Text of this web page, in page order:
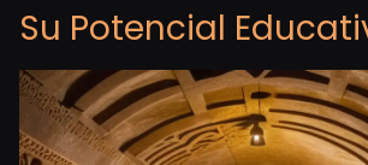
Su Potencial